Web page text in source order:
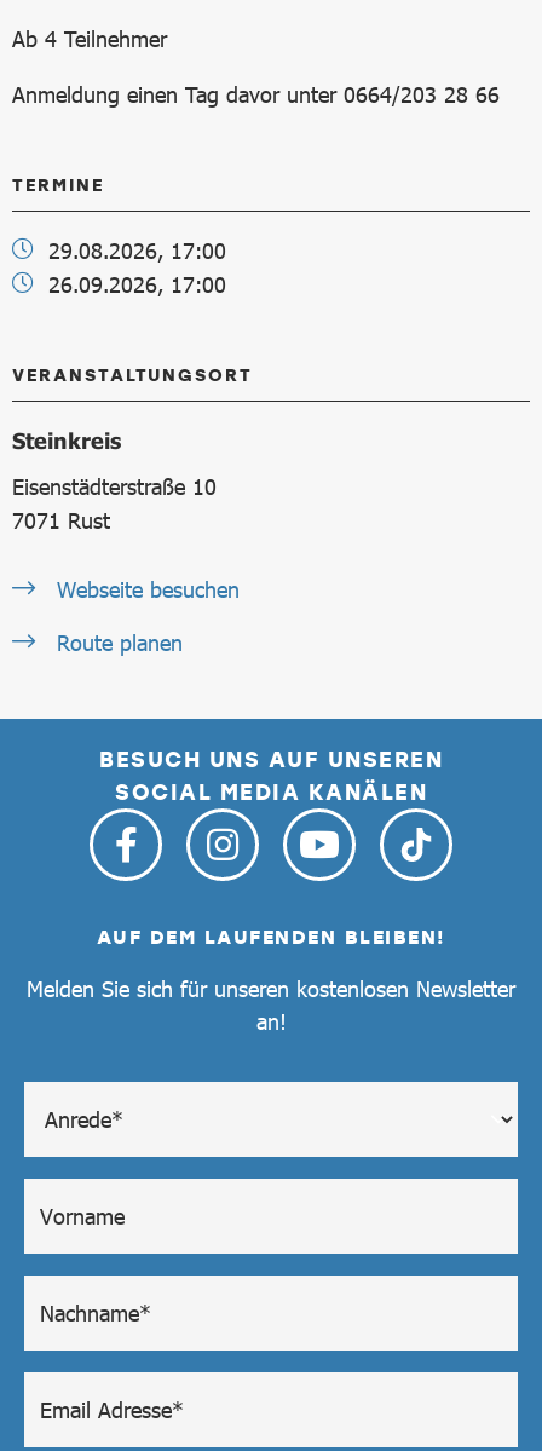
Ab 4 Teilnehmer
Anmeldung einen Tag davor unter 0664/203 28 66
TERMINE
29.08.2026, 17:00
26.09.2026, 17:00
VERANSTALTUNGSORT
Steinkreis
Eisenstädterstraße 10
7071 Rust
Webseite besuchen
Route planen
BESUCH UNS AUF UNSEREN
SOCIAL MEDIA KANÄLEN
AUF DEM LAUFENDEN BLEIBEN!
Melden Sie sich für unseren kostenlosen Newsletter
an!